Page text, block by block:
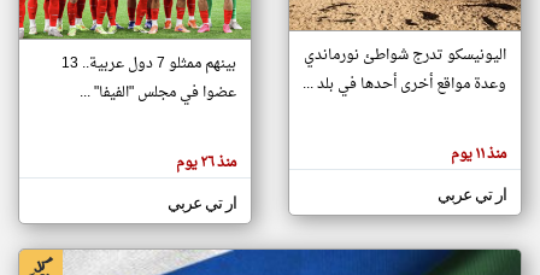
تغيير الدولة
اخبار جزر القمر على مدار الساعة
أهم اخبار جزر القمر العاجلة والمباشرة
هنا عن
وجهة
كاتبيها.
اليونيسكو تدرج شواطئ نورماندي
وعدة مواقع أخرى أحدها في بلد ...
منذ ١١ يوم
ار تي عربي
بينهم ممثلو 7 دول عربية.. 13
عضوا في مجلس "الفيفا" ...
منذ ٢٦ يوم
ار تي عربي
klyoum.com